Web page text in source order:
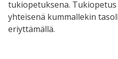
tukiopetuksena.
yhteisenä kummallekin
eriyttämällä.